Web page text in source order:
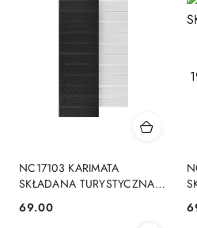
NC17103 KARIMATA
SKŁADANA TURYSTYCZNA Z
+ XPE 195 CM CZARNA NILS
Cena:
69.00
+